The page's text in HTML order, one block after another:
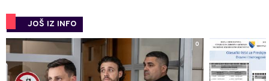
JOŠ IZ INFO
0